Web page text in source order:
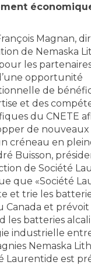
Magnan,
de Nemaska
les
opportunité
de
et des
du CNETE
de nouveaux
créneau en
Buisson,
de Société
que «Société
et trie les
Canada et
les batteries
industrielle
Nemaska
Laurentide est